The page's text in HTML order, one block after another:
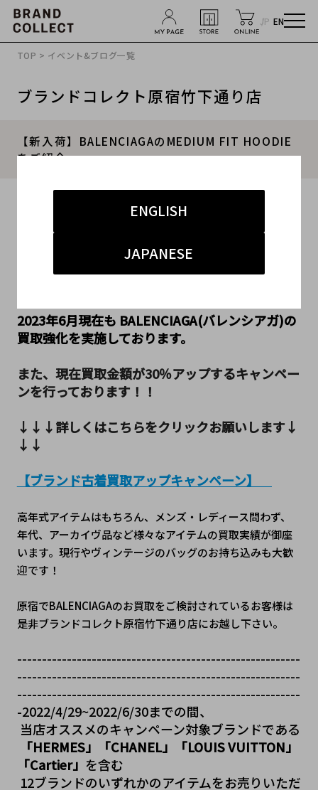
JP EN
ENGLISH
JAPANESE
TOP > イベント&ブログ一覧
ブランドコレクト原宿竹下通り店
【新入荷】BALENCIAGAのMEDIUM FIT HOODIE
をご紹介。
#バレンシアガ
#竹下 インポート メンズ
2023年6月現在も BALENCIAGA(バレンシアガ)の
買取強化を実施しております。
また、現在買取金額が30％アップするキャンペー
ンを行っております！！
↓↓↓詳しくはこちらをクリックお願いします↓
↓↓
【ブランド古着買取アップキャンペーン】
高年式アイテムはもちろん、メンズ・レディース問わず、
年代、アーカイヴ品など様々なアイテムの買取実績が御座
います。現行やヴィンテージのバッグのお持ち込みも大歓
迎です！
原宿でBALENCIAGAのお買取をご検討されているお客様は
是非ブランドコレクト原宿竹下通り店にお越し下さい。
---------------------------------------------------------
---------------------------------------------------------
---------------------------------------------------------
-2022/4/29~2022/6/30までの間、
当店オススメのキャンペーン対象ブランドである
「HERMES」「CHANEL」「LOUIS VUITTON」
「Cartier」 を含む